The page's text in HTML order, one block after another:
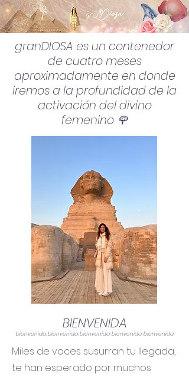
granDIOSA es un contenedor
de cuatro meses
aproximadamente en donde
iremos a la profundidad de la
activación del divino
femenino 🌹
BIENVENIDA
bienvenida, bienvenida, bienvenida, bienvenida, bienvenida
Miles de voces susurran tu llegada,
te han esperado por muchos